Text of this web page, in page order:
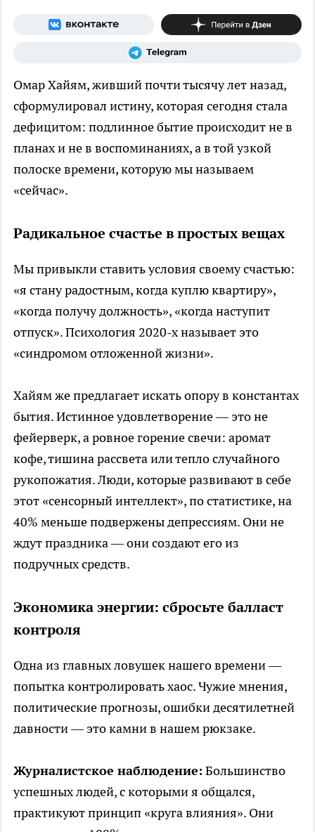
Омар Хайям, живший почти тысячу лет назад,
сформулировал истину, которая сегодня стала
дефицитом: подлинное бытие происходит не в
планах и не в воспоминаниях, а в той узкой
полоске времени, которую мы называем
«сейчас».
Радикальное счастье в простых вещах
Мы привыкли ставить условия своему счастью:
«я стану радостным, когда куплю квартиру»,
«когда получу должность», «когда наступит
отпуск». Психология 2020-х называет это
«синдромом отложенной жизни».
Хайям же предлагает искать опору в константах
бытия. Истинное удовлетворение — это не
фейерверк, а ровное горение свечи: аромат
кофе, тишина рассвета или тепло случайного
рукопожатия. Люди, которые развивают в себе
этот «сенсорный интеллект», по статистике, на
40% меньше подвержены депрессиям. Они не
ждут праздника — они создают его из
подручных средств.
Экономика энергии: сбросьте балласт
контроля
Одна из главных ловушек нашего времени —
попытка контролировать хаос. Чужие мнения,
политические прогнозы, ошибки десятилетней
давности — это камни в нашем рюкзаке.
Журналистское наблюдение: Большинство
успешных людей, с которыми я общался,
практикуют принцип «круга влияния». Они